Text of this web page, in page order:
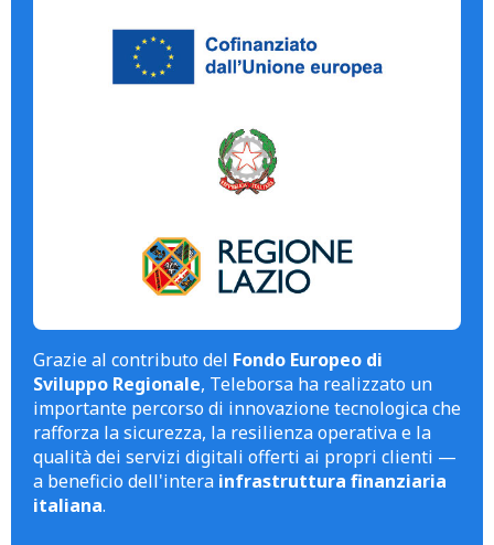
Grazie al contributo del Fondo Europeo di
Sviluppo Regionale, Teleborsa ha realizzato un
importante percorso di innovazione tecnologica che
rafforza la sicurezza, la resilienza operativa e la
qualità dei servizi digitali offerti ai propri clienti —
a beneficio dell'intera infrastruttura finanziaria
italiana.